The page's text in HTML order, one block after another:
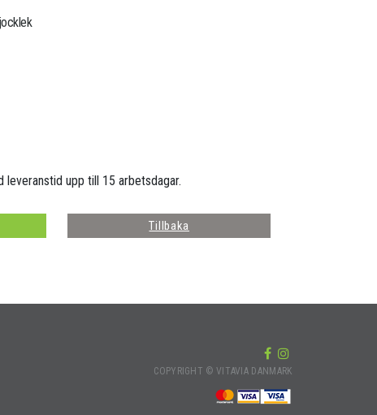
leveranstid upp till 15 arbetsdagar.
Tillbaka
COPYRIGHT © VITAVIA DANMARK